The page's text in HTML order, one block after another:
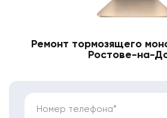
Ремонт тормозящего
Ростове-на-
Номер телефона*